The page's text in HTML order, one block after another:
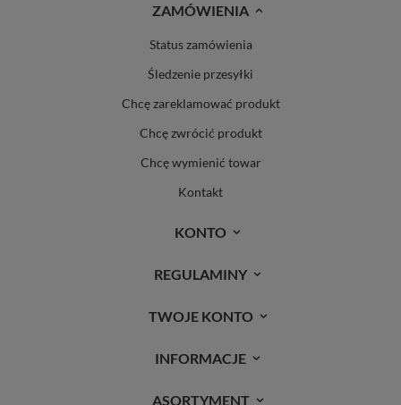
ZAMÓWIENIA
Status zamówienia
Śledzenie przesyłki
Chcę zareklamować produkt
Chcę zwrócić produkt
Chcę wymienić towar
Kontakt
KONTO
REGULAMINY
TWOJE KONTO
INFORMACJE
ASORTYMENT